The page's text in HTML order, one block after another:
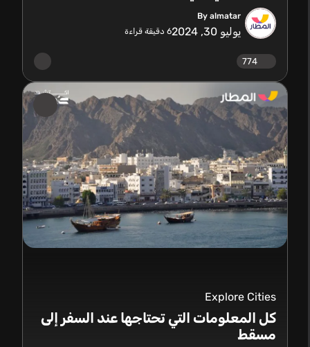
By almatar
يوليو 30, 2024 6دقيقة قراءة
Explore Cities
كل المعلومات التي تحتاجها عند السفر إلى
مسقط